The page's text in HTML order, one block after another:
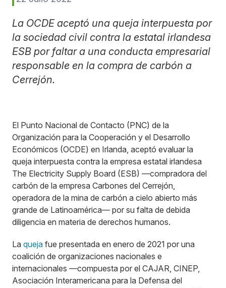
La OCDE aceptó una queja interpuesta por
la sociedad civil contra la estatal irlandesa
ESB por faltar a una conducta empresarial
responsable en la compra de carbón a
Cerrejón.
El Punto Nacional de Contacto (PNC) de la
Organización para la Cooperación y el Desarrollo
Económicos (OCDE) en Irlanda, aceptó evaluar la
queja interpuesta contra la empresa estatal irlandesa
The Electricity Supply Board (ESB) —compradora del
carbón de la empresa Carbones del Cerrejón,
operadora de la mina de carbón a cielo abierto más
grande de Latinoamérica— por su falta de debida
diligencia en materia de derechos humanos.
La queja fue presentada en enero de 2021 por una
coalición de organizaciones nacionales e
internacionales —compuesta por el CAJAR, CINEP,
Asociación Interamericana para la Defensa del